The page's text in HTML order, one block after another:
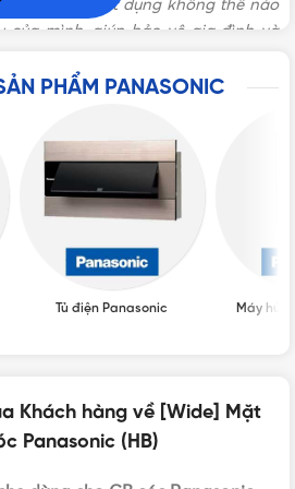
12 tháng
Trung Quốc
10 cái/hộp, 100 cái/thùng
chắc hẳn vật dụng không thể nào
của mình, giúp bảo vệ gia đình và
PHẨM PANASONIC
Tủ điện Panasonic Máy hút
Khách hàng về [Wide] Mặt
Panasonic (HB)